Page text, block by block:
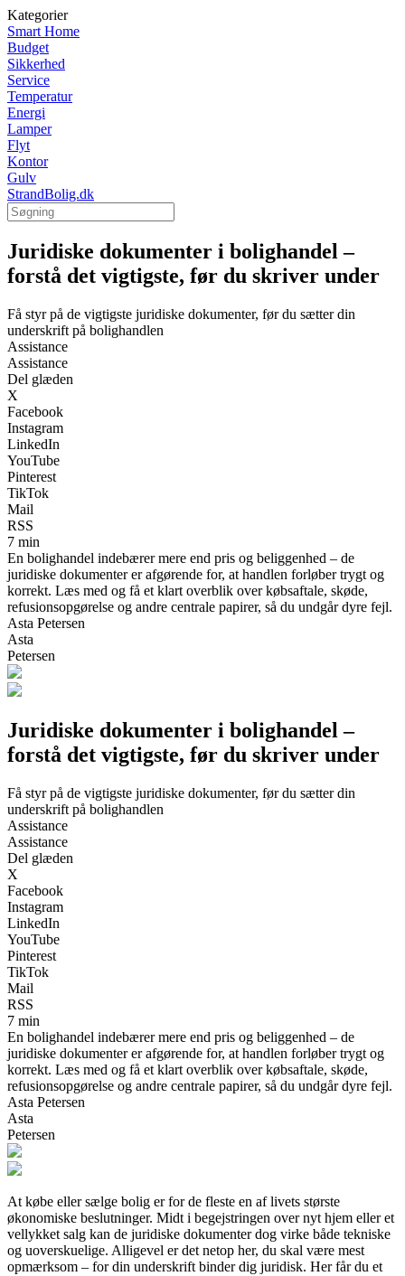
Kategorier
Smart Home
Budget
Sikkerhed
Service
Temperatur
Energi
Lamper
Flyt
Kontor
Gulv
StrandBolig.dk
Juridiske dokumenter i bolighandel –
forstå det vigtigste, før du skriver under
Få styr på de vigtigste juridiske dokumenter, før du sætter din
underskrift på bolighandlen
Assistance
Assistance
Del glæden
X
Facebook
Instagram
LinkedIn
YouTube
Pinterest
TikTok
Mail
RSS
7 min
En bolighandel indebærer mere end pris og beliggenhed – de
juridiske dokumenter er afgørende for, at handlen forløber trygt og
korrekt. Læs med og få et klart overblik over købsaftale, skøde,
refusionsopgørelse og andre centrale papirer, så du undgår dyre fejl.
Asta Petersen
Asta
Petersen
Juridiske dokumenter i bolighandel –
forstå det vigtigste, før du skriver under
Få styr på de vigtigste juridiske dokumenter, før du sætter din
underskrift på bolighandlen
Assistance
Assistance
Del glæden
X
Facebook
Instagram
LinkedIn
YouTube
Pinterest
TikTok
Mail
RSS
7 min
En bolighandel indebærer mere end pris og beliggenhed – de
juridiske dokumenter er afgørende for, at handlen forløber trygt og
korrekt. Læs med og få et klart overblik over købsaftale, skøde,
refusionsopgørelse og andre centrale papirer, så du undgår dyre fejl.
Asta Petersen
Asta
Petersen
At købe eller sælge bolig er for de fleste en af livets største
økonomiske beslutninger. Midt i begejstringen over nyt hjem eller et
vellykket salg kan de juridiske dokumenter dog virke både tekniske
og uoverskuelige. Alligevel er det netop her, du skal være mest
opmærksom – for din underskrift binder dig juridisk. Her får du et